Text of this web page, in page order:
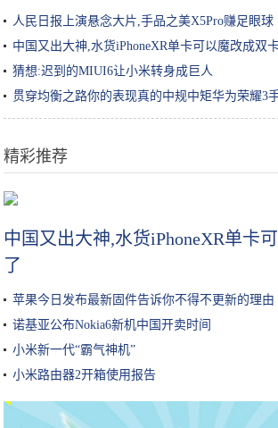
人民日报上演悬念大片,手品之美X5Pro赚足眼球
中国又出大神,水货iPhoneXR单卡可以魔改成双
猜想:迟到的MIUI6让小米转身成巨人
贯穿均衡之路你的表现真的中规中矩华为荣耀3
精彩推荐
中国又出大神,水货iPhoneXR单卡
了
苹果今日发布最新固件告诉你不得不更新的理由
诺基亚公布Nokia6新机中国开卖时间
小米新一代“霸气神机”
小米路由器2开箱使用报告